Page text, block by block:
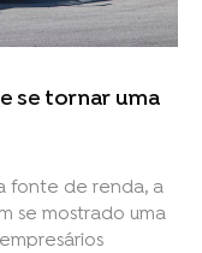
se tornar uma
fonte de renda, a
se mostrado uma